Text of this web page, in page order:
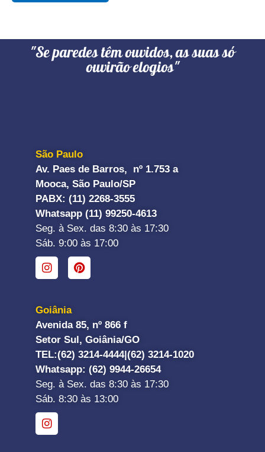
"Se paredes têm ouvidos, as suas só
ouvirão elogios"
São Paulo
Av. Paes de Barros, nº 1.753 a
Mooca, São Paulo/SP
PABX: (11) 2268-3555
Whatsapp (11) 99250-4613
Seg. à Sex. das 8:30 às 17:30
Sáb. 9:00 às 17:00
Goiânia
Avenida 85, nº 866 f
Setor Sul, Goiânia/GO
TEL:(62) 3214-4444|(62) 3214-1020
Whatsapp: (62) 9944-26654
Seg. à Sex. das 8:30 às 17:30
Sáb. 8:30 às 13:00